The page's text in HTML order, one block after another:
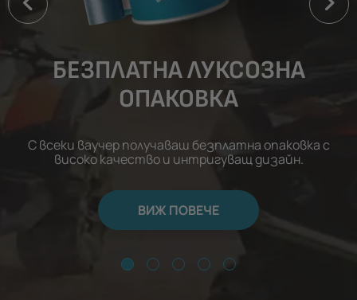
БЕЗПЛАТНА ЛУКСОЗНА
ОПАКОВКА
С всеки ваучер получаваш безплатна опаковка с
високо качество и интригуващ дизайн.
ВИЖ ПОВЕЧЕ